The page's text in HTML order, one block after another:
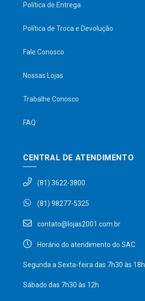
Política de Entrega
Política de Troca e Devolução
Fale Conosco
Nossas Lojas
Trabalhe Conosco
FAQ
CENTRAL DE ATENDIMENTO
(81) 3622-3800
(81) 98277-5325
contato@lojas2001.com.br
Horário do atendimento do SAC
Segunda a Sexta-feira das 7h30 às 18h
Sábado das 7h30 às 12h